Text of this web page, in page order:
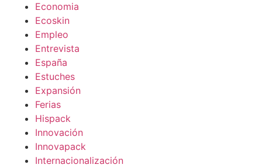
Economia
Ecoskin
Empleo
Entrevista
España
Estuches
Expansión
Ferias
Hispack
Innovación
Innovapack
Internacionalización